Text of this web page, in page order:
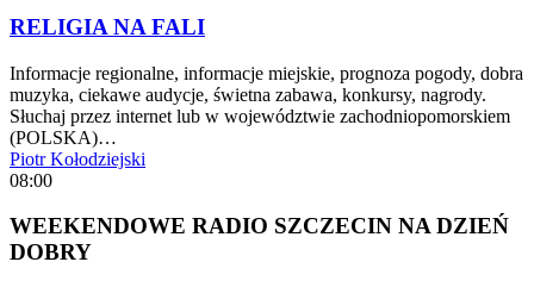
RELIGIA NA FALI
Informacje regionalne, informacje miejskie, prognoza pogody, dobra
muzyka, ciekawe audycje, świetna zabawa, konkursy, nagrody.
Słuchaj przez internet lub w województwie zachodniopomorskiem
(POLSKA)…
Piotr Kołodziejski
08:00
WEEKENDOWE RADIO SZCZECIN NA DZIEŃ
DOBRY